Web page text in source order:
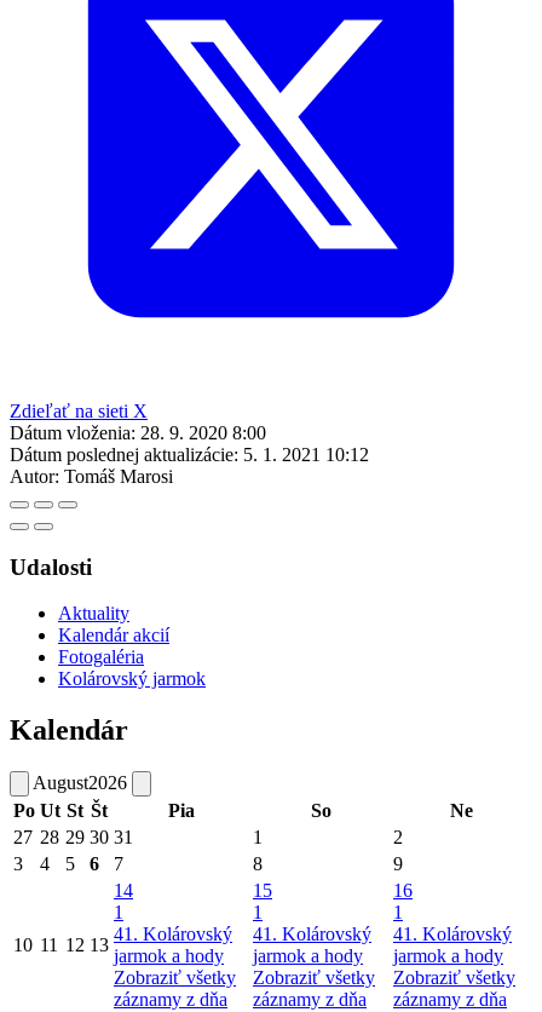
Zdieľať na sieti X
Dátum vloženia: 28. 9. 2020 8:00
Dátum poslednej aktualizácie: 5. 1. 2021 10:12
Autor: Tomáš Marosi
Udalosti
Aktuality
Kalendár akcií
Fotogaléria
Kolárovský jarmok
Kalendár
August2026
Po Ut St Št Pia So
Ne
27 28 29 30 31 1
2
3
4 5 6 7 8 9
10 11 12 13
14
1
41. Kolárovský
jarmok a hody
Zobraziť všetky
záznamy z dňa
15
1
41. Kolárovský
jarmok a hody
Zobraziť všetky
záznamy z dňa
16
1
41. Kolárovský
jarmok a hody
Zobraziť všetky
záznamy z dňa